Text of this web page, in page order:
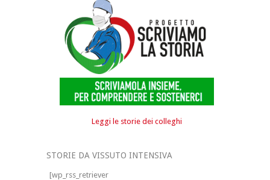
Leggi le storie dei colleghi
STORIE DA VISSUTO INTENSIVA
[wp_rss_retriever